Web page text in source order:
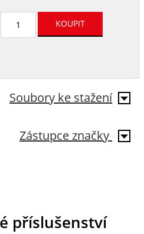
Soubory ke stažení
Zástupce značky
příslušenství